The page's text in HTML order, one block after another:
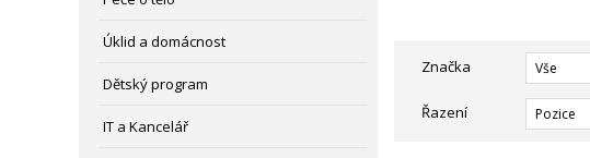
Úklid a domácnost
Dětský program
IT a Kancelář
Značka Vše
Řazení Pozice